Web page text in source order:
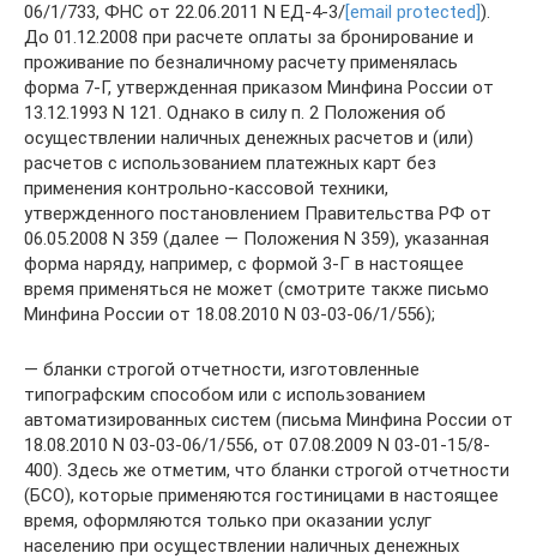
06/1/733, ФНС от 22.06.2011 N ЕД-4-3/[email protected]).
До 01.12.2008 при расчете оплаты за бронирование и
проживание по безналичному расчету применялась
форма 7-Г, утвержденная приказом Минфина России от
13.12.1993 N 121. Однако в силу п. 2 Положения об
осуществлении наличных денежных расчетов и (или)
расчетов с использованием платежных карт без
применения контрольно-кассовой техники,
утвержденного постановлением Правительства РФ от
06.05.2008 N 359 (далее — Положения N 359), указанная
форма наряду, например, с формой 3-Г в настоящее
время применяться не может (смотрите также письмо
Минфина России от 18.08.2010 N 03-03-06/1/556);
— бланки строгой отчетности, изготовленные
типографским способом или с использованием
автоматизированных систем (письма Минфина России от
18.08.2010 N 03-03-06/1/556, от 07.08.2009 N 03-01-15/8-
400). Здесь же отметим, что бланки строгой отчетности
(БСО), которые применяются гостиницами в настоящее
время, оформляются только при оказании услуг
населению при осуществлении наличных денежных